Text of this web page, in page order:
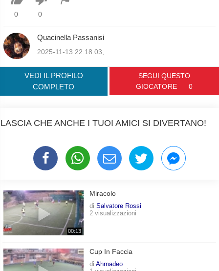
0 0
Quacinella Passanisi
2025-11-13 22:18:03;
VEDI IL PROFILO
COMPLETO
SEGUI QUESTO
GIOCATORE
0
LASCIA CHE ANCHE I TUOI AMICI SI DIVERTANO!
00:13
Miracolo
di Salvatore Rossi
2 visualizzazioni
Cup In Faccia
di Ahmadeo